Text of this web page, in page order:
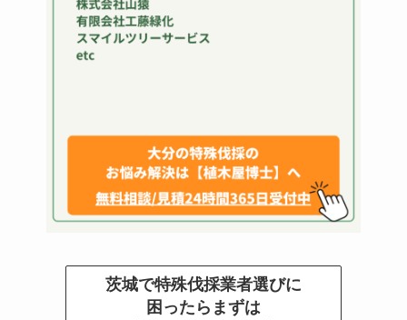
茨城で特殊伐採業者選びに
困ったらまずは